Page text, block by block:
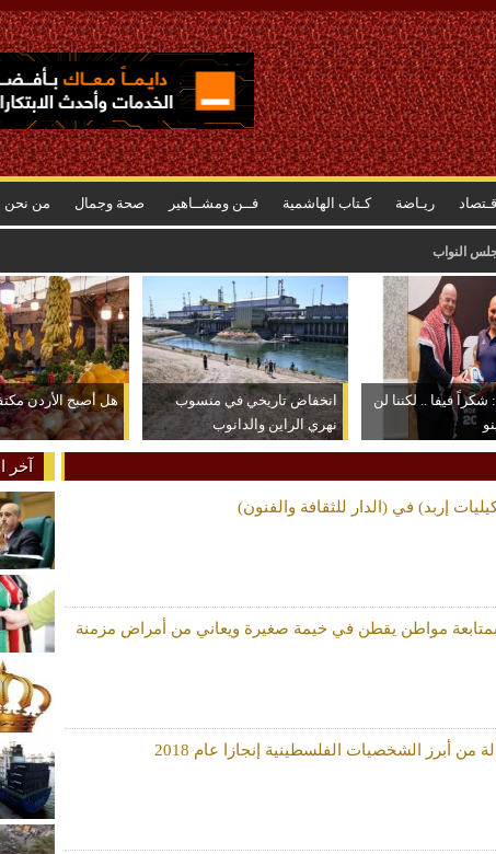
اقـتصاد ريـاضة كـتاب الهاشمية فــن ومشــاهير صحة وجمال من نحن
أسعاره وراء الشعور بسرعة استهلاكه
شكراً فيفا .. لكننا لن
انخفاض تاريخي في منسوب
نهري الراين والدانوب
هل أصبح الأردن
إربد) في (الدار للثقافة والفنون)
مواطن يقطن في خيمة صغيرة ويعاني من أمراض مزمنة
من أبرز الشخصيات الفلسطينية إنجازا عام 2018
آخر